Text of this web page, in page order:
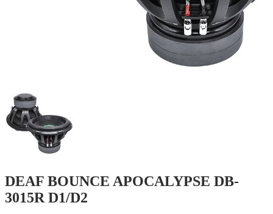
DEAF BOUNCE APOCALYPSE DB-
3015R D1/D2